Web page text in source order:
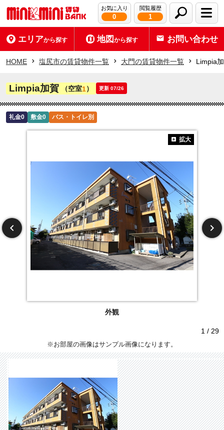
お気に入り
0
閲覧履歴
1
エリアから探す 地図から探す お問い合わせ
HOME 塩尻市の賃貸物件一覧 大門の賃貸物件一覧 Limpia
Limpia加賀 （空室1） 更新 07/26
礼金0 敷金0 バス・トイレ別
外観
拡大
1 / 29
※お部屋の画像はサンプル画像になります。